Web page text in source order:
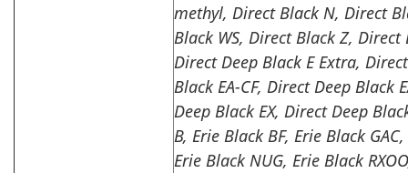
methyl, Direct Black N, Direct
Black WS, Direct Black Z, Direct
Direct Deep Black E Extra,
Black EA-CF, Direct Deep Black
Deep Black EX, Direct Deep
B, Erie Black BF, Erie Black
Erie Black NUG, Erie Black